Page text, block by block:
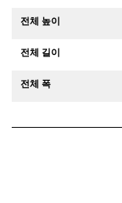
전체 높이
전체 길이
전체 폭